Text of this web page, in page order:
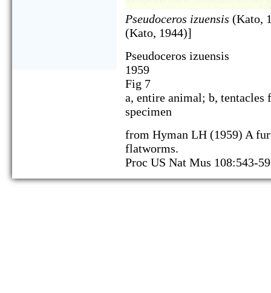
Pseudoceros izuensis (Kato,
(Kato, 1944)]
Pseudoceros izuensis
1959
Fig 7
a, entire animal; b,
specimen
from Hyman LH (1959) A
flatworms.
Proc US Nat Mus 108:543-